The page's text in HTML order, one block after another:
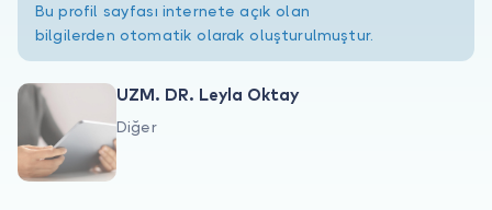
Hakkımızda
Bu profil sayfası internete açık olan
bilgilerden otomatik olarak oluşturulmuştur.
UZM. DR. Leyla Oktay
Diğer